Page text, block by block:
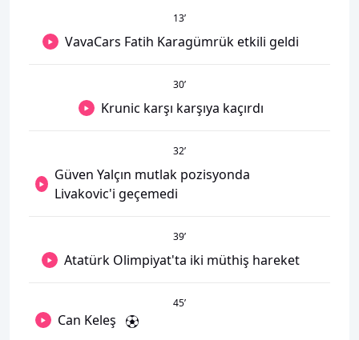
13’
VavaCars Fatih Karagümrük etkili geldi
30’
Krunic karşı karşıya kaçırdı
32’
Güven Yalçın mutlak pozisyonda
Livakovic'i geçemedi
39’
Atatürk Olimpiyat'ta iki müthiş hareket
45’
Can Keleş